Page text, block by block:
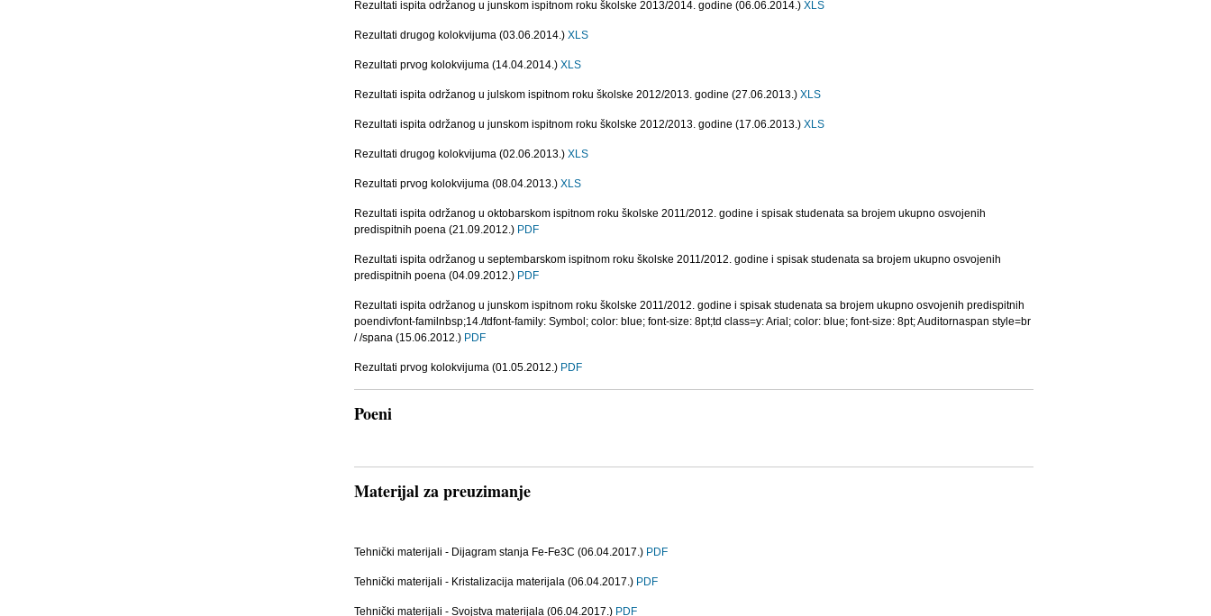
Rezultati ispita održanog u junskom ispitnom roku školske 2013/2014. godine (06.06.2014.) XLS
Rezultati drugog kolokvijuma (03.06.2014.) XLS
Rezultati prvog kolokvijuma (14.04.2014.) XLS
Rezultati ispita održanog u julskom ispitnom roku školske 2012/2013. godine (27.06.2013.) XLS
Rezultati ispita održanog u junskom ispitnom roku školske 2012/2013. godine (17.06.2013.) XLS
Rezultati drugog kolokvijuma (02.06.2013.) XLS
Rezultati prvog kolokvijuma (08.04.2013.) XLS
Rezultati ispita održanog u oktobarskom ispitnom roku školske 2011/2012. godine i spisak studenata sa brojem ukupno osvojenih
predispitnih poena (21.09.2012.) PDF
Rezultati ispita održanog u septembarskom ispitnom roku školske 2011/2012. godine i spisak studenata sa brojem ukupno osvojenih
predispitnih poena (04.09.2012.) PDF
Rezultati ispita održanog u junskom ispitnom roku školske 2011/2012. godine i spisak studenata sa brojem ukupno osvojenih predispitnih
poendivfont-familnbsp;14./tdfont-family: Symbol; color: blue; font-size: 8pt;td class=y: Arial; color: blue; font-size: 8pt; Auditornaspan style=br
/ /spana (15.06.2012.) PDF
Rezultati prvog kolokvijuma (01.05.2012.) PDF
Poeni
Materijal za preuzimanje
Tehnički materijali - Dijagram stanja Fe-Fe3C (06.04.2017.) PDF
Tehnički materijali - Kristalizacija materijala (06.04.2017.) PDF
Tehnički materijali - Svojstva materijala (06.04.2017.) PDF